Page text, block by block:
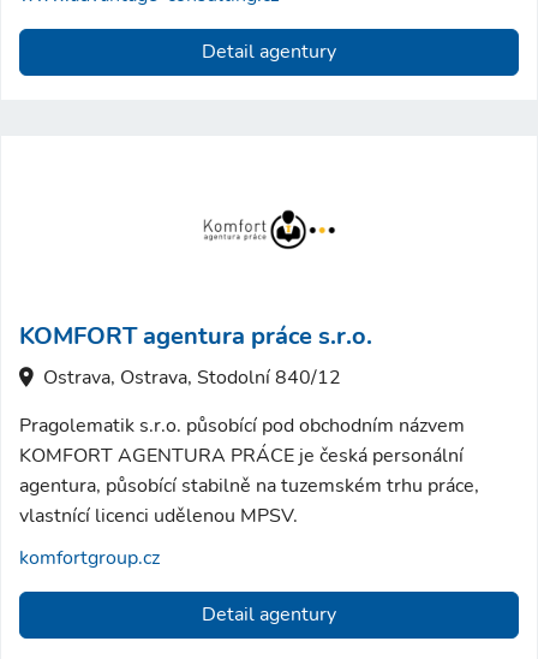
Detail agentury
KOMFORT agentura práce s.r.o.
Ostrava, Ostrava, Stodolní 840/12
Pragolematik s.r.o. působící pod obchodním názvem
KOMFORT AGENTURA PRÁCE je česká personální
agentura, působící stabilně na tuzemském trhu práce,
vlastnící licenci udělenou MPSV.
komfortgroup.cz
Detail agentury